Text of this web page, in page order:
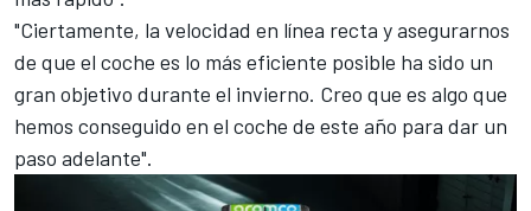
"Ciertamente, la velocidad en línea recta y asegurarnos
de que el coche es lo más eficiente posible ha sido un
gran objetivo durante el invierno. Creo que es algo que
hemos conseguido en el coche de este año para dar un
paso adelante".